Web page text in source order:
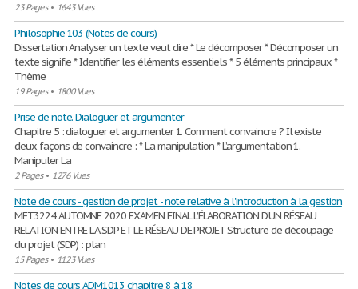
23 Pages• 1643 Vues
Philosophie 103 (Notes de cours)
Dissertation Analyser un texte veut dire * Le décomposer * Décomposer un
texte signifie * Identifier les éléments essentiels * 5 éléments principaux *
Thème
19 Pages• 1800 Vues
Prise de note. Dialoguer et argumenter
Chapitre 5 : dialoguer et argumenter 1. Comment convaincre ? Il existe
deux façons de convaincre : * La manipulation * L’argumentation 1.
Manipuler La
2 Pages• 1276 Vues
Note de cours - gestion de projet - note relative à l'introduction à la gestion
MET3224 AUTOMNE 2020 EXAMEN FINAL L’ÉLABORATION D’UN RÉSEAU
RELATION ENTRE LA SDP ET LE RÉSEAU DE PROJET Structure de découpage
du projet (SDP) : plan
15 Pages• 1123 Vues
Notes de cours ADM1013 chapitre 8 à 18